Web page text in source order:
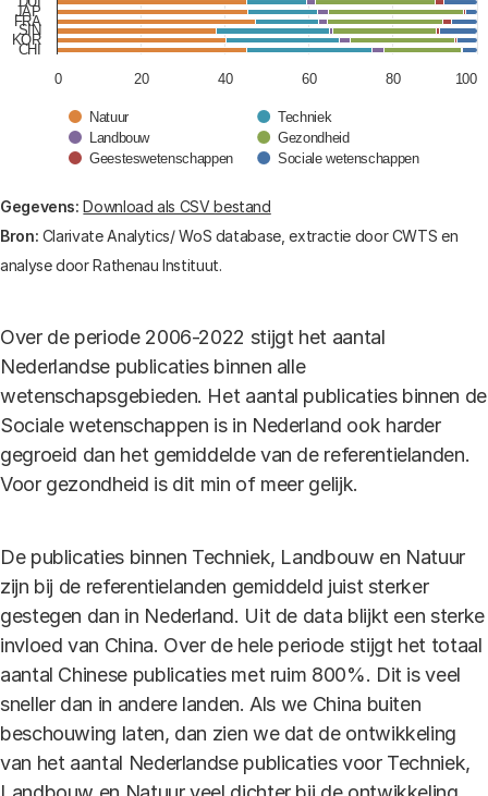
Natuur
Techniek
Landbouw
Gezondheid
Geesteswetenschappen
Sociale wetenschappen
0 20 40 60 80 100
CHI
KOR
SIN
FRA
JAP
End of interactive chart.
Gegevens: Download als CSV bestand
Bron: Clarivate Analytics/ WoS database, extractie door CWTS en
analyse door Rathenau Instituut.
Over de periode 2006-2022 stijgt het aantal
Nederlandse publicaties binnen alle
wetenschapsgebieden. Het aantal publicaties binnen de
Sociale wetenschappen is in Nederland ook harder
gegroeid dan het gemiddelde van de referentielanden.
Voor gezondheid is dit min of meer gelijk.
De publicaties binnen Techniek, Landbouw en Natuur
zijn bij de referentielanden gemiddeld juist sterker
gestegen dan in Nederland. Uit de data blijkt een sterke
invloed van China. Over de hele periode stijgt het totaal
aantal Chinese publicaties met ruim 800%. Dit is veel
sneller dan in andere landen. Als we China buiten
beschouwing laten, dan zien we dat de ontwikkeling
van het aantal Nederlandse publicaties voor Techniek,